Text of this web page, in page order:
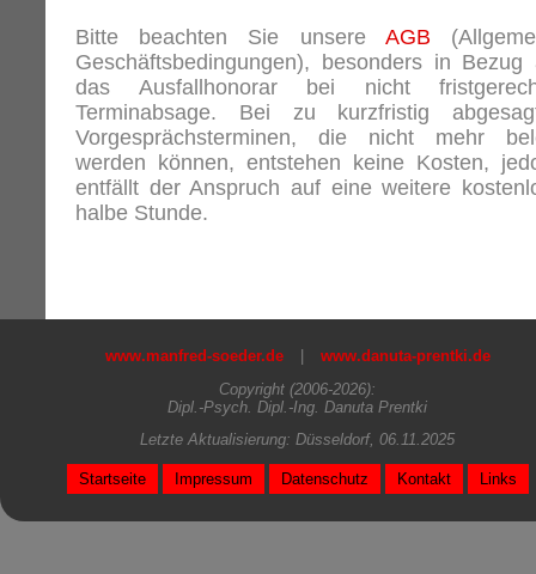
Bitte beachten Sie unsere AGB
Geschäftsbedingungen), besonders in Bezug
das Ausfallhonorar bei nicht
Terminabsage. Bei zu kurzfristig
Vorgesprächsterminen, die nicht mehr
werden können, entstehen keine Kosten,
entfällt der Anspruch auf eine weitere
halbe Stunde.
www.manfred-soeder.de
www.danuta-prentki.de
Copyright (2006-2026):
Dipl.-Psych. Dipl.-Ing. Danuta Prentki
Letzte Aktualisierung: Düsseldorf, 06.11.2025
Startseite Impressum Datenschutz Kontakt Links